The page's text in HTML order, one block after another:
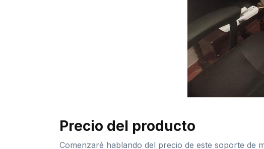
Precio del producto
Comenzaré hablando del precio de este soporte de